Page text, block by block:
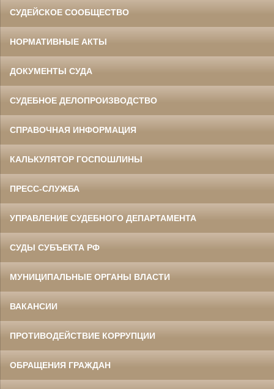
СУДЕЙСКОЕ СООБЩЕСТВО
НОРМАТИВНЫЕ АКТЫ
ДОКУМЕНТЫ СУДА
СУДЕБНОЕ ДЕЛОПРОИЗВОДСТВО
СПРАВОЧНАЯ ИНФОРМАЦИЯ
КАЛЬКУЛЯТОР ГОСПОШЛИНЫ
ПРЕСС-СЛУЖБА
УПРАВЛЕНИЕ СУДЕБНОГО ДЕПАРТАМЕНТА
СУДЫ СУБЪЕКТА РФ
МУНИЦИПАЛЬНЫЕ ОРГАНЫ ВЛАСТИ
ВАКАНСИИ
ПРОТИВОДЕЙСТВИЕ КОРРУПЦИИ
ОБРАЩЕНИЯ ГРАЖДАН